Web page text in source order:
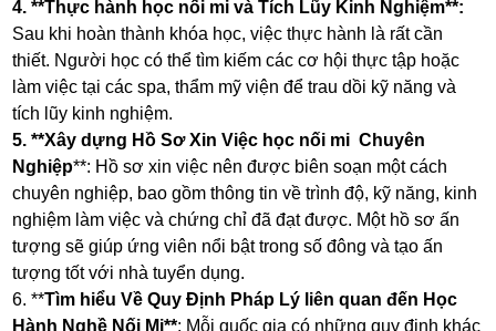
4. **Thực hành học nối mi và Tích Lũy Kinh Nghiệm**:
Sau khi hoàn thành khóa học, việc thực hành là rất cần
thiết. Người học có thể tìm kiếm các cơ hội thực tập hoặc
làm việc tại các spa, thẩm mỹ viện để trau dồi kỹ năng và
tích lũy kinh nghiệm.
5. **Xây dựng Hồ Sơ Xin Việc học nối mi Chuyên
Nghiệp**: Hồ sơ xin việc nên được biên soạn một cách
chuyên nghiệp, bao gồm thông tin về trình độ, kỹ năng, kinh
nghiệm làm việc và chứng chỉ đã đạt được. Một hồ sơ ấn
tượng sẽ giúp ứng viên nổi bật trong số đông và tạo ấn
tượng tốt với nhà tuyển dụng.
6. **Tìm hiểu Về Quy Định Pháp Lý liên quan đến Học
Hành Nghề Nối Mi**: Mỗi quốc gia có những quy định khác